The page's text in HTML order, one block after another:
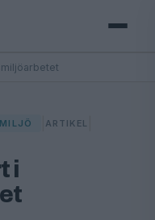
ARTIKEL
i